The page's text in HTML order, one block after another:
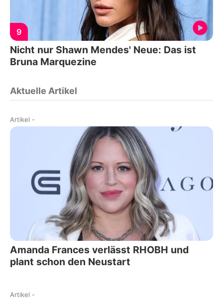
9
Nicht nur Shawn Mendes' Neue: Das ist
Bruna Marquezine
Aktuelle Artikel
Artikel -
Amanda Frances verlässt RHOBH und
plant schon den Neustart
Artikel -